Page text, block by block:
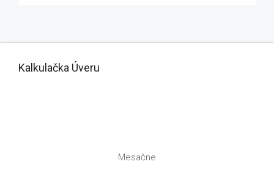
Kalkulačka Úveru
Mesačne